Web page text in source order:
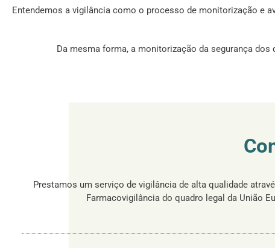
Entendemos a vigilância como o processo de monitorização e
Da mesma forma, a monitorização da segurança
Prestamos um serviço de vigilância de alta qualidade
Farmacovigilância do quadro legal da União